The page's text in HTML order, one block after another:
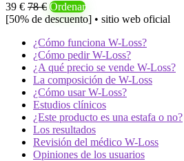
39 € 78 € Ordenar
[50% de descuento] • sitio web oficial
¿Cómo funciona W-Loss?
¿Cómo pedir W-Loss?
¿A qué precio se vende W-Loss?
La composición de W-Loss
¿Cómo usar W-Loss?
Estudios clínicos
¿Este producto es una estafa o no?
Los resultados
Revisión del médico W-Loss
Opiniones de los usuarios